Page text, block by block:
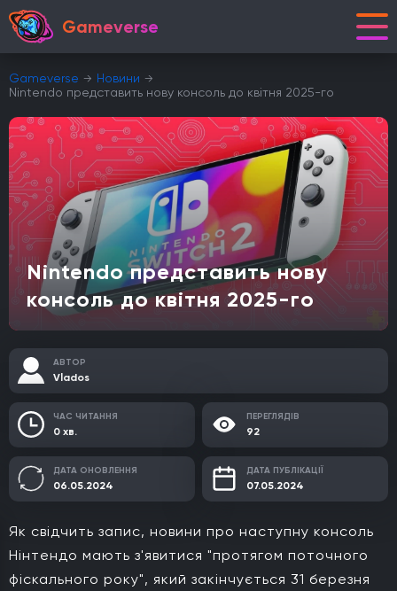
Gameverse
Gameverse
Новини
Nintendo представить нову консоль до квітня 2025-го
Nintendo представить нову
консоль до квітня 2025-го
АВТОР
Vlados
ЧАС ЧИТАННЯ
0 хв.
ПЕРЕГЛЯДІВ
92
ДАТА ОНОВЛЕННЯ
06.05.2024
ДАТА ПУБЛІКАЦІЇ
07.05.2024
Як свідчить запис, новини про наступну консоль
Нінтендо мають з'явитися "протягом поточного
фіскального року", який закінчується 31 березня